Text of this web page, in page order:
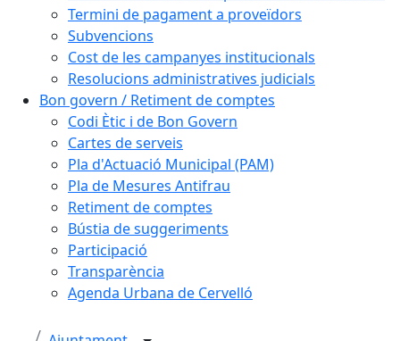
Termini de pagament a proveïdors
Subvencions
Cost de les campanyes institucionals
Resolucions administratives judicials
Bon govern / Retiment de comptes
Codi Ètic i de Bon Govern
Cartes de serveis
Pla d'Actuació Municipal (PAM)
Pla de Mesures Antifrau
Retiment de comptes
Bústia de suggeriments
Participació
Transparència
Agenda Urbana de Cervelló